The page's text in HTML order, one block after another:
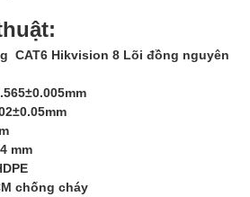
CAT6 Hikvision 8 Lõi đồng nguyên
mm
chống cháy